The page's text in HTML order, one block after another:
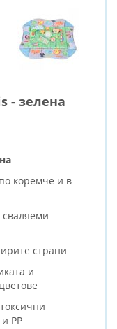
- зелена
коремче и в
страни
и
PP